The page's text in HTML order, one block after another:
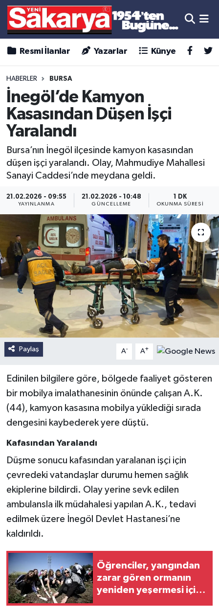
Resmi İlanlar Yazarlar Künye
HABERLER BURSA
İnegöl’de Kamyon
Kasasından Düşen İşçi
Yaralandı
Bursa’nın İnegöl ilçesinde kamyon kasasından
düşen işçi yaralandı. Olay, Mahmudiye Mahallesi
Sanayi Caddesi’nde meydana geldi.
21.02.2026 - 09:55
YAYINLANMA
21.02.2026 - 10:48
GÜNCELLEME
1 DK
OKUNMA SÜRESI
Paylaş A- A+
Edinilen bilgilere göre, bölgede faaliyet gösteren
bir mobilya imalathanesinin önünde çalışan A.K.
(44), kamyon kasasına mobilya yüklediği sırada
dengesini kaybederek yere düştü.
Kafasından Yaralandı
Düşme sonucu kafasından yaralanan işçi için
çevredeki vatandaşlar durumu hemen sağlık
ekiplerine bildirdi. Olay yerine sevk edilen
ambulansla ilk müdahalesi yapılan A.K., tedavi
edilmek üzere İnegöl Devlet Hastanesi’ne
kaldırıldı.
Öğrenciler, yangından
zarar gören ormanın
yeniden yeşermesi için